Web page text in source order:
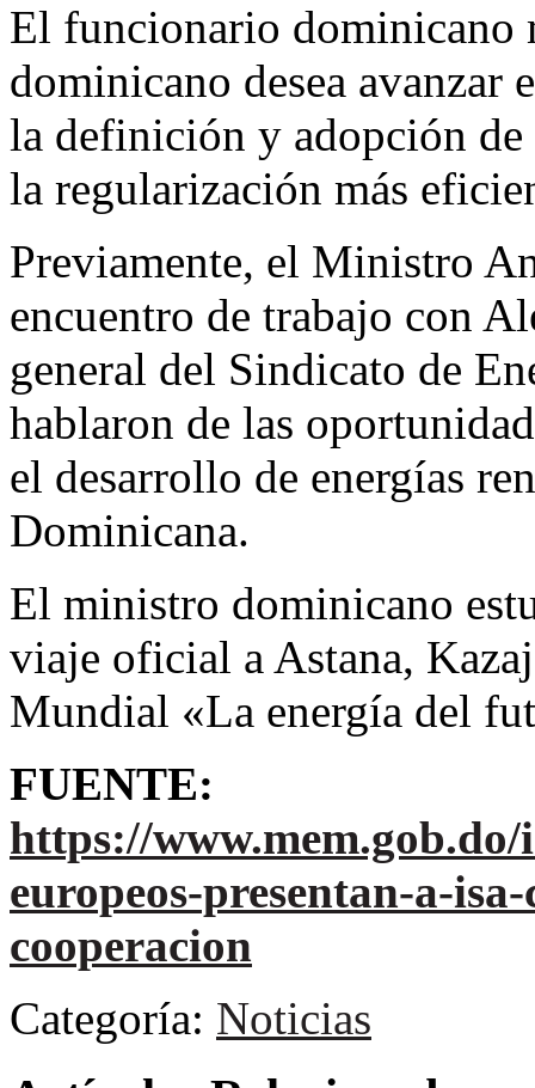
El funcionario dominicano
dominicano desea
la definición y adopción
la regularización más
Previamente, el Ministro
encuentro de trabajo con
general del Sindicato de
hablaron de las
el desarrollo de energías
Dominicana.
El ministro dominicano
viaje oficial a Astana,
Mundial «La energía del
FUENTE:
https://
europeos-presentan-a-
cooperacion
Categoría: Noticias